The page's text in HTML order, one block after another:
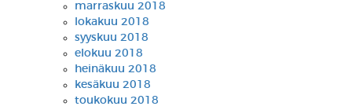
marraskuu 2018
lokakuu 2018
syyskuu 2018
elokuu 2018
heinäkuu 2018
kesäkuu 2018
toukokuu 2018